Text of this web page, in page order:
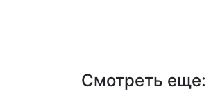
Смотреть еще: